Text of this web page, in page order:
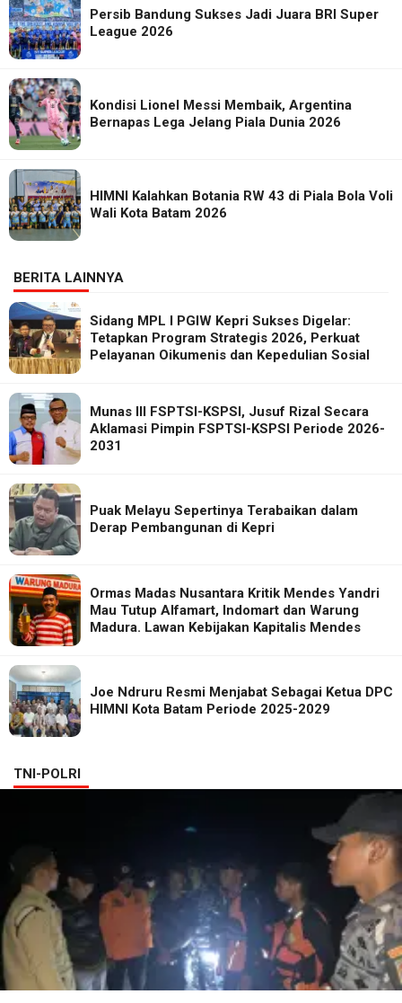
Persib Bandung Sukses Jadi Juara BRI Super
League 2026
Kondisi Lionel Messi Membaik, Argentina
Bernapas Lega Jelang Piala Dunia 2026
HIMNI Kalahkan Botania RW 43 di Piala Bola Voli
Wali Kota Batam 2026
BERITA LAINNYA
Sidang MPL I PGIW Kepri Sukses Digelar:
Tetapkan Program Strategis 2026, Perkuat
Pelayanan Oikumenis dan Kepedulian Sosial
Munas III FSPTSI-KSPSI, Jusuf Rizal Secara
Aklamasi Pimpin FSPTSI-KSPSI Periode 2026-
2031
Puak Melayu Sepertinya Terabaikan dalam
Derap Pembangunan di Kepri
Ormas Madas Nusantara Kritik Mendes Yandri
Mau Tutup Alfamart, Indomart dan Warung
Madura. Lawan Kebijakan Kapitalis Mendes
Joe Ndruru Resmi Menjabat Sebagai Ketua DPC
HIMNI Kota Batam Periode 2025-2029
TNI-POLRI